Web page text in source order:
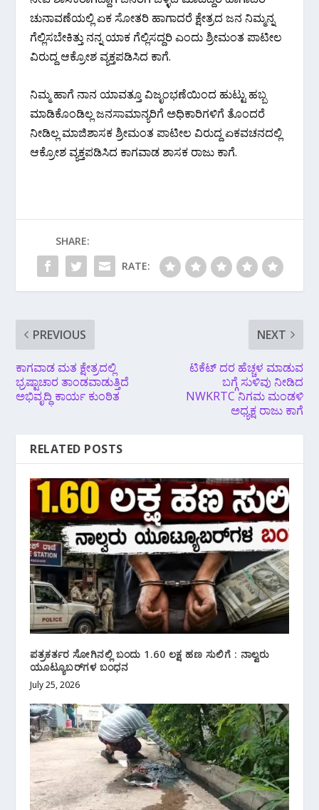
ಚುನಾವಣೆಯಲ್ಲಿ ಏಕ ಸೋತರಿ ಹಾಗಾದರೆ ಕ್ಷೇತ್ರದ ಜನ ನಿಮ್ಮನ್ನ
ಗೆಲ್ಲಿಸಬೇಕಿತ್ತು ನನ್ನ ಯಾಕ ಗೆಲ್ಲಿಸದ್ದರಿ ಎಂದು ಶ್ರೀಮಂತ ಪಾಟೀಲ
ವಿರುದ್ದ ಆಕ್ರೋಶ ವ್ಯಕ್ತಪಡಿಸಿದ ಕಾಗೆ.
ನಿಮ್ಮ ಹಾಗೆ ನಾನ ಯಾವತ್ತೂ ವಿಜೃಂಭಣೆಯಿಂದ ಹುಟ್ಟು ಹಬ್ಬ
ಮಾಡಿಕೊಂಡಿಲ್ಲ ಜನಸಾಮಾನ್ಯರಿಗೆ ಅಧಿಕಾರಿಗಳಿಗೆ ತೊಂದರೆ
ನೀಡಿಲ್ಲ ಮಾಜಿ‌ಶಾಸಕ ಶ್ರೀಮಂತ ಪಾಟೀಲ ವಿರುದ್ದ ಏಕವಚನದಲ್ಲಿ
ಆಕ್ರೋಶ ವ್ಯಕ್ತಪಡಿಸಿದ ಕಾಗವಾಡ ಶಾಸಕ ರಾಜು ಕಾಗೆ.
SHARE:
RATE:
PREVIOUS
ಕಾಗವಾಡ ಮತ ಕ್ಷೇತ್ರದಲ್ಲಿ
ಭ್ರಷ್ಟಾಚಾರ ತಾಂಡವಾಡುತ್ತಿದೆ
ಅಭಿವೃದ್ಧಿ ಕಾರ್ಯ ಕುಂಠಿತ
NEXT
ಟಿಕೆಟ್ ದರ ಹೆಚ್ಚಳ ಮಾಡುವ
ಬಗ್ಗೆ ಸುಳಿವು ನೀಡಿದ
NWKRTC ನಿಗಮ ಮಂಡಳಿ
ಅಧ್ಯಕ್ಷ ರಾಜು ಕಾಗೆ
RELATED POSTS
ಪತ್ರಕರ್ತರ ಸೋಗಿನಲ್ಲಿ ಬಂದು 1.60 ಲಕ್ಷ ಹಣ ಸುಲಿಗೆ : ನಾಲ್ವರು
ಯೂಟ್ಯೂಬರ್‌ಗಳ ಬಂಧನ
July 25, 2026